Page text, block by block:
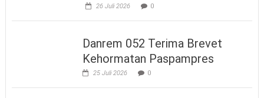
26 Juli 2026 0
Danrem 052 Terima Brevet
Kehormatan Paspampres
25 Juli 2026 0